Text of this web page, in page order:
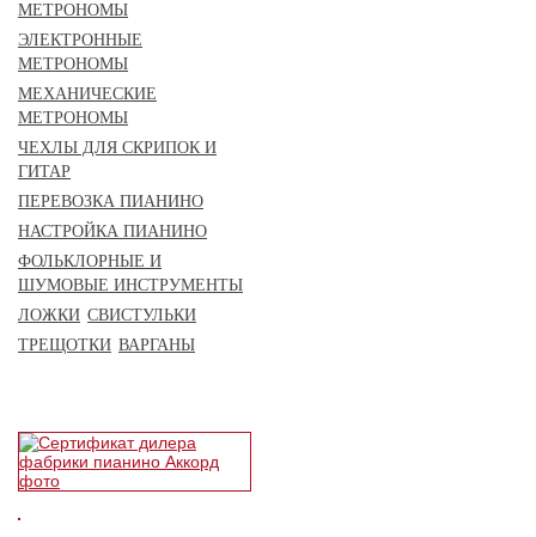
МЕТРОНОМЫ
ЭЛЕКТРОННЫЕ
МЕТРОНОМЫ
МЕХАНИЧЕСКИЕ
МЕТРОНОМЫ
ЧЕХЛЫ ДЛЯ СКРИПОК И
ГИТАР
ПЕРЕВОЗКА ПИАНИНО
НАСТРОЙКА ПИАНИНО
ФОЛЬКЛОРНЫЕ И
ШУМОВЫЕ ИНСТРУМЕНТЫ
ЛОЖКИ СВИСТУЛЬКИ
ТРЕЩОТКИ ВАРГАНЫ